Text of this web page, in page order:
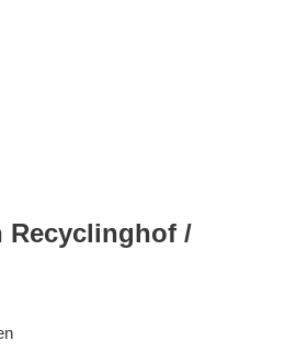
Recyclinghof /